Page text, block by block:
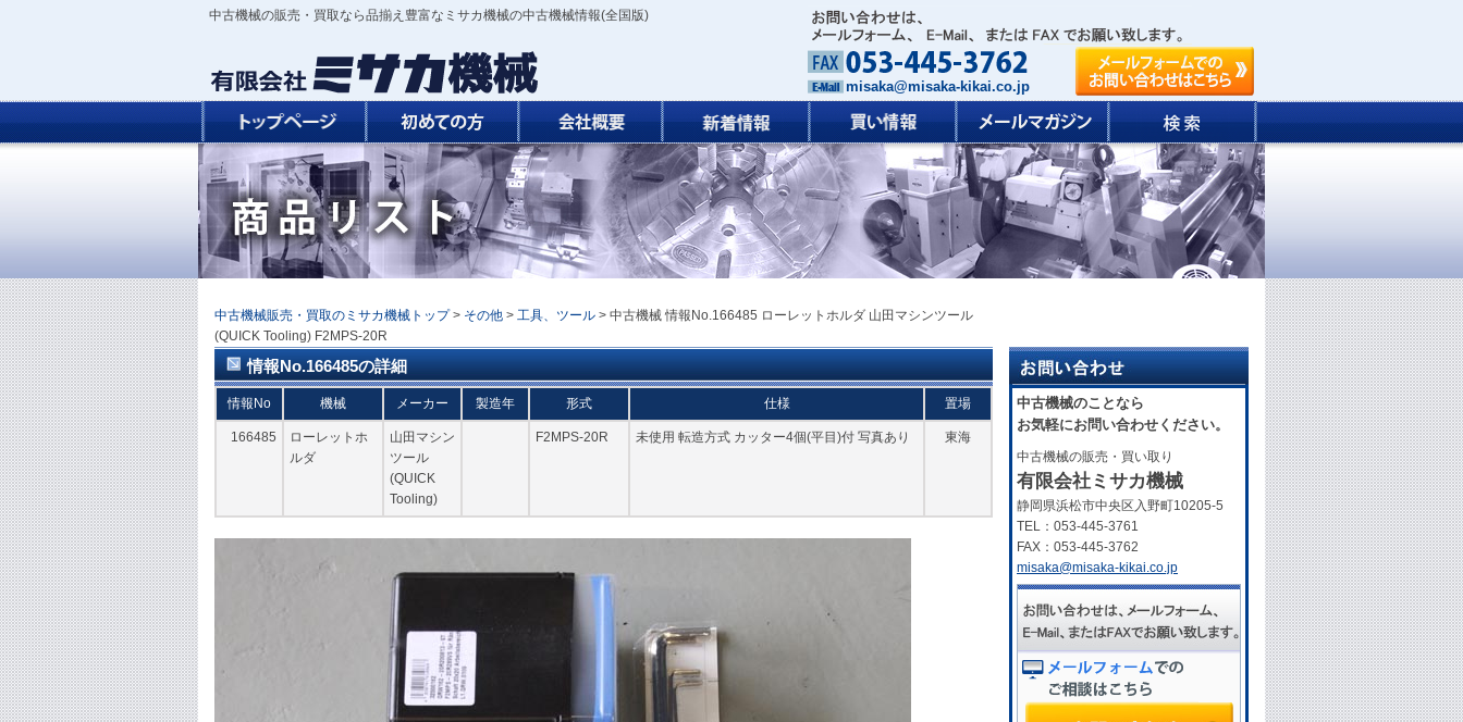
中古機械の販売・買取なら品揃え豊富なミサカ機械の中古機械情報(全国版)
misaka@misaka-kikai.co.jp
中古機械販売・買取のミサカ機械トップ > その他 > 工具、ツール > 中古機械 情報No.166485 ローレットホルダ 山田マシンツール
(QUICK Tooling) F2MPS-20R
情報No.166485の詳細
情報No 機械 メーカー 製造年 形式 仕様 置場
166485
ローレットホ
ルダ
山田マシン
ツール
(QUICK
Tooling)
F2MPS-20R 未使用 転造方式 カッター4個(平目)付 写真あり 東海
中古機械のことなら
お気軽にお問い合わせください。
中古機械の販売・買い取り
有限会社ミサカ機械
静岡県浜松市中央区入野町10205-5
TEL：053-445-3761
FAX：053-445-3762
misaka@misaka-kikai.co.jp